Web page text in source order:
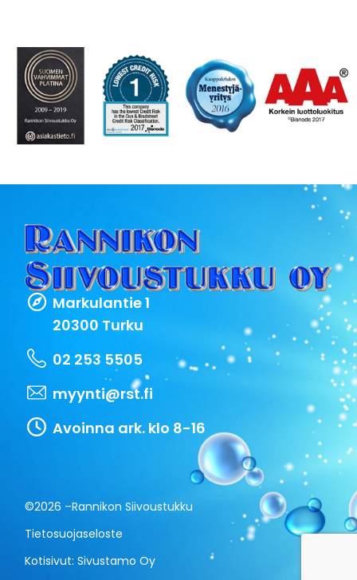
Markulantie 1
20300 Turku
02 253 5505
myynti@rst.fi
Avoinna ark. klo 8-16
©2026 –Rannikon Siivoustukku
Tietosuojaseloste
Kotisivut:Sivustamo Oy